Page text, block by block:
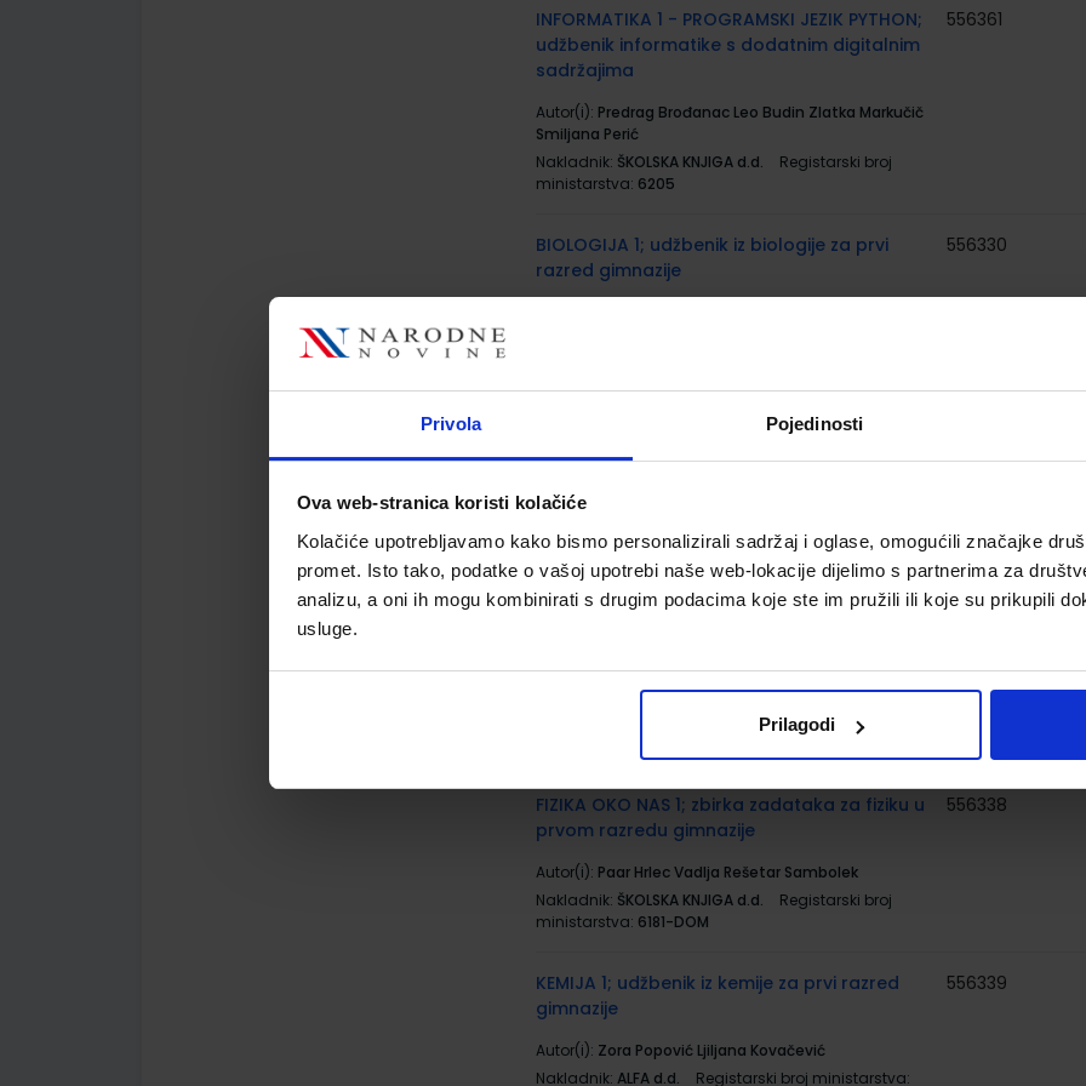
Privola Pojedinosti
Ova web-stranica koristi kolačiće
Kolačiće upotrebljavamo kako bismo personalizirali sadržaj i oglase, omogućili značajke
promet. Isto tako, podatke o vašoj upotrebi naše web-lokacije dijelimo s partnerima za
analizu, a oni ih mogu kombinirati s drugim podacima koje ste im pružili ili koje su prikupili
usluge.
Prilagodi
INFORMATIKA 1 - PROGRAMSKI JEZIK PYTHON;
udžbenik informatike s dodatnim digitalnim
sadržajima
Autor(i): Predrag Brođanac Leo Budin Zlatka Markučič
Smiljana Perić
Nakladnik: ŠKOLSKA KNJIGA d.d.
Registarski broj
ministarstva: 6205
556361
BIOLOGIJA 1; udžbenik iz biologije za prvi
razred gimnazije
556330
BIOLOGIJA 1; radna bilježnica iz biologije za
Autor(i):
6164-DOM
FIZIKA OKO NAS 1; udžbenik fizike s dodatnim
Paar Hrlec Sambolek Vadlja Rešetar
ŠKOLSKA KNJIGA d.d.
Registarski broj
556337
FIZIKA OKO NAS 1; zbirka zadataka za fiziku u
prvom razredu gimnazije
Autor(i): Paar Hrlec Vadlja Rešetar Sambolek
Nakladnik: ŠKOLSKA KNJIGA d.d.
Registarski broj
ministarstva: 6181-DOM
556338
KEMIJA 1; udžbenik iz kemije za prvi razred
gimnazije
Autor(i): Zora Popović Ljiljana Kovačević
Nakladnik: ALFA d.d.
Registarski broj ministarstva:
556339